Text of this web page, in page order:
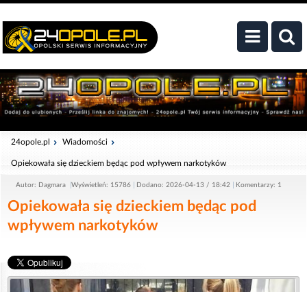
24opole.pl Wiadomości
Opiekowała się dzieckiem będąc pod wpływem narkotyków
Autor: Dagmara Wyświetleń: 15786 Dodano: 2026-04-13 / 18:42 Komentarzy: 1
Opiekowała się dzieckiem będąc pod
wpływem narkotyków